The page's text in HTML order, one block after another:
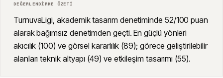
DEĞERLENDIRME ÖZETI
TurnuvaLigi, akademik tasarım denetiminde 52/100 puan
alarak bağımsız denetimden geçti. En güçlü yönleri
akıcılık (100) ve görsel kararlılık (89); görece geliştirilebilir
alanları teknik altyapı (49) ve etkileşim tasarımı (55).